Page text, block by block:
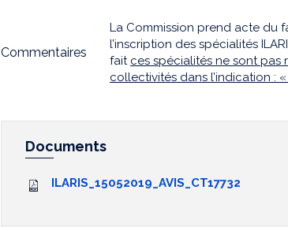
Commentaires
La Commission prend acte du
l’inscription des spécialités
fait ces spécialités ne sont pas
collectivités dans l’indication :
Documents
ILARIS_15052019_AVIS_CT17732